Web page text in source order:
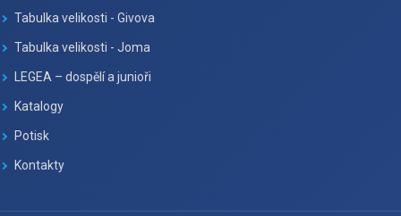
Tabulka velikosti - Givova
Tabulka velikosti - Joma
LEGEA – dospělí a junioři
Katalogy
Potisk
Kontakty